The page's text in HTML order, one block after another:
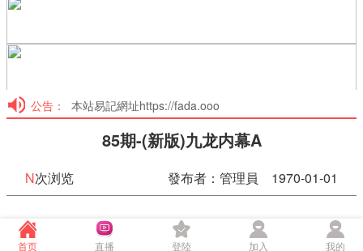
公告： 本站易記網址https://fada.ooo
85期-(新版)九龙内幕A
N次浏览 發布者：管理員 1970-01-01
85期-(新版)九龙内幕A
首页 直播 登陸 加入 我的